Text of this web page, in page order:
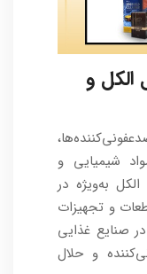
الکل و
شیمیایی و
به‌ویژه در
و تجهیزات
صنایع غذایی
و حلال